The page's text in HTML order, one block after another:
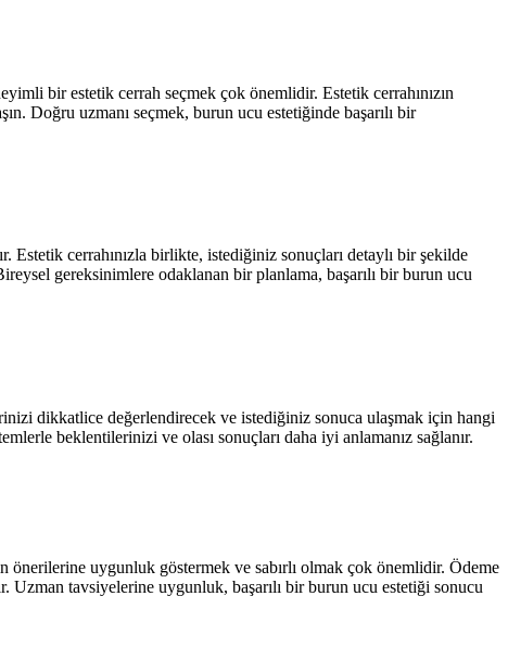
bir estetik cerrah seçmek çok önemlidir. Estetik cerrahınızın
Doğru uzmanı seçmek, burun ucu estetiğinde başarılı bir
cerrahınızla birlikte, istediğiniz sonuçları detaylı bir şekilde
gereksinimlere odaklanan bir planlama, başarılı bir burun ucu
dikkatlice değerlendirecek ve istediğiniz sonuca ulaşmak için hangi
beklentilerinizi ve olası sonuçları daha iyi anlamanız sağlanır.
önerilerine uygunluk göstermek ve sabırlı olmak çok önemlidir. Ödeme
Uzman tavsiyelerine uygunluk, başarılı bir burun ucu estetiği sonucu